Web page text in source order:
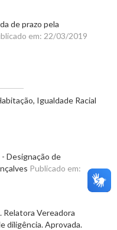
de prazo pela
em: 22/03/2019
Igualdade Racial
Designação de
Publicado em:
Relatora Vereadora
diligência. Aprovada.